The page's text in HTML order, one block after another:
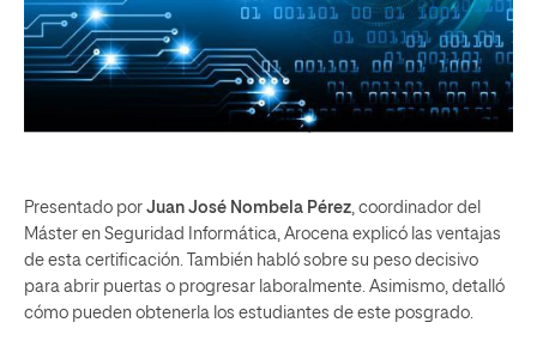
Presentado por Juan José Nombela Pérez, coordinador del
Máster en Seguridad Informática, Arocena explicó las ventajas
de esta certificación. También habló sobre su peso decisivo
para abrir puertas o progresar laboralmente. Asimismo, detalló
cómo pueden obtenerla los estudiantes de este posgrado.